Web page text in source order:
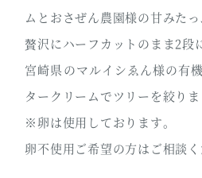
ムとおさぜん農園様の甘みた
贅沢にハーフカットのまま2段
宮崎県のマルイシゑん様の有
タークリームでツリーを絞りま
※卵は使用しております。
卵不使用ご希望の方はご相談く